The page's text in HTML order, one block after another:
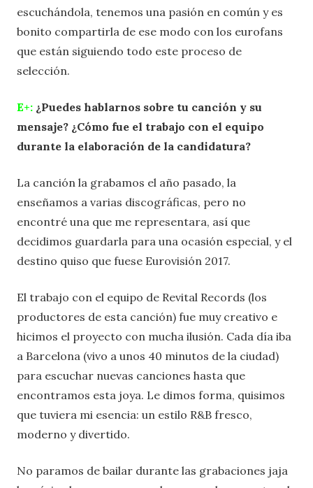
escuchándola, tenemos una pasión en común y es
bonito compartirla de ese modo con los eurofans
que están siguiendo todo este proceso de
selección.
E+: ¿Puedes hablarnos sobre tu canción y su
mensaje? ¿Cómo fue el trabajo con el equipo
durante la elaboración de la candidatura?
La canción la grabamos el año pasado, la
enseñamos a varias discográficas, pero no
encontré una que me representara, así que
decidimos guardarla para una ocasión especial, y el
destino quiso que fuese Eurovisión 2017.
El trabajo con el equipo de Revital Records (los
productores de esta canción) fue muy creativo e
hicimos el proyecto con mucha ilusión. Cada día iba
a Barcelona (vivo a unos 40 minutos de la ciudad)
para escuchar nuevas canciones hasta que
encontramos esta joya. Le dimos forma, quisimos
que tuviera mi esencia: un estilo R&B fresco,
moderno y divertido.
No paramos de bailar durante las grabaciones jaja